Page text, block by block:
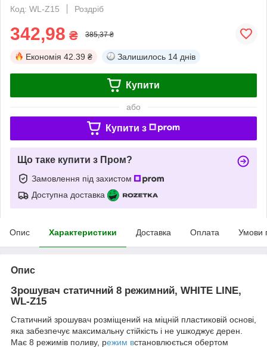
Код: WL-Z15
Роздріб
342,98 ₴ 385,37 ₴
Економія 42.39 ₴ Залишилось 14 днів
Купити
або
Купити з
Що таке купити з Пром?
Замовлення під захистом
Доступна доставка
Опис Характеристики Доставка Оплата Умови
Опис
Зрошувач статичний 8 режимний, WHITE LINE,
WL-Z15
Статичний зрошувач розміщений на міцній пластиковій основі,
яка забезпечує максимальну стійкість і не ушкоджує дерен.
Має 8 режимів поливу, режим встановлюється обертом